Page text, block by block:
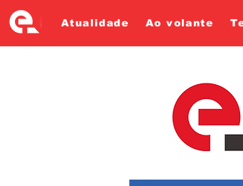
Atualidade Ao volante